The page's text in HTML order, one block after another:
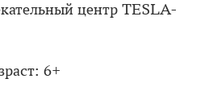
центр TESLA-
6+